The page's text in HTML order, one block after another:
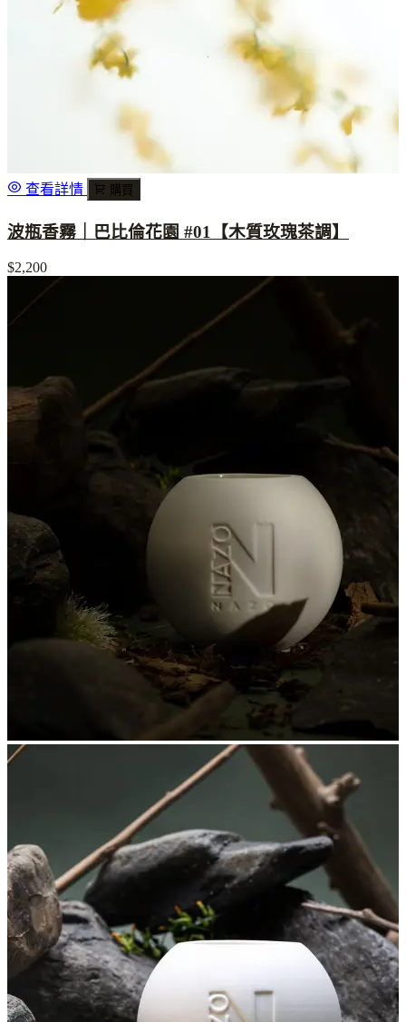
查看詳情 購買
波瓶香霧｜巴比倫花園 #01【木質玫瑰茶調】
$2,200